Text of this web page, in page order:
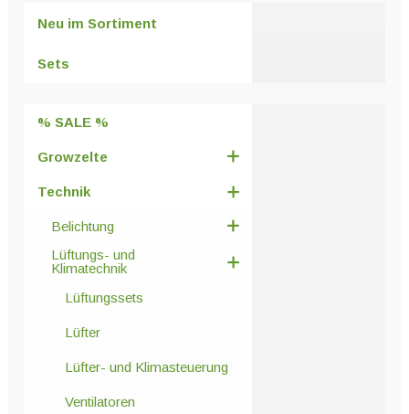
auf
gewählt
Neu im Sortiment
Sets
% SALE %
Growzelte
Technik
Belichtung
Lüftungs- und
Klimatechnik
Lüftungssets
Lüfter
Lüfter- und Klimasteuerung
Ventilatoren